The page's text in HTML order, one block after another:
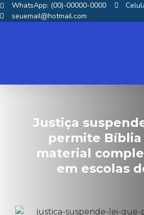
WhatsApp: (00)-00000-0000
seuemail@hotmail.com
Justiça
permite Bíblia
material
em escolas